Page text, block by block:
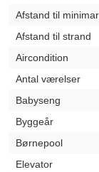
Afstand til
Afstand til strand
Aircondition
Antal værelser
Babyseng
Byggeår
Børnepool
Elevator